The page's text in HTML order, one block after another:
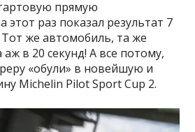
прямую
этот раз показал результат 7
Тот же автомобиль, та же
аж в 20 секунд! А все потому,
«обули» в новейшую и
Michelin Pilot Sport Cup 2.